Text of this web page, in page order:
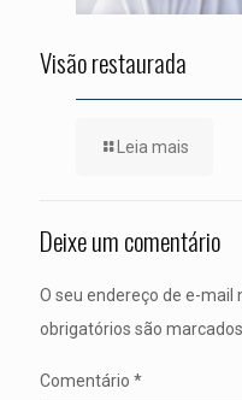
Visão restaurada
Leia mais
Deixe um comentário
O seu endereço de e-mail
obrigatórios são
Comentário *